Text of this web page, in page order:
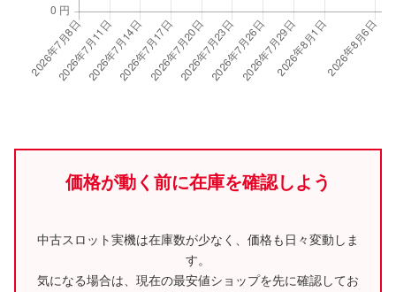
価格が動く前に在庫を確認しよう
中古スロット実機は在庫数が少なく、価格も日々変動しま
す。
気になる場合は、現在の最安値ショップを先に確認してお